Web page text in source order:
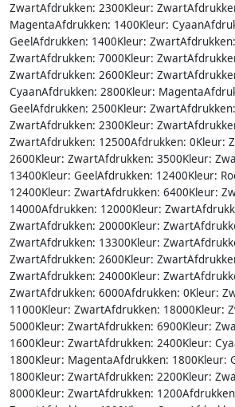
ZwartAfdrukken: 2300Kleur:
MagentaAfdrukken: 1400Kleur:
GeelAfdrukken: 1400Kleur:
ZwartAfdrukken: 7000Kleur:
ZwartAfdrukken: 2600Kleur:
CyaanAfdrukken: 2800Kleur:
GeelAfdrukken: 2500Kleur:
ZwartAfdrukken: 2300Kleur:
ZwartAfdrukken: 12500Afdrukken: 0Kleur:
2600Kleur: ZwartAfdrukken: 3500Kleur:
13400Kleur: GeelAfdrukken: 12400Kleur:
12400Kleur: ZwartAfdrukken: 6400Kleur:
14000Afdrukken: 12000Kleur:
ZwartAfdrukken: 20000Kleur:
ZwartAfdrukken: 13300Kleur:
ZwartAfdrukken: 2600Kleur:
ZwartAfdrukken: 24000Kleur:
ZwartAfdrukken: 6000Afdrukken: 0Kleur:
11000Kleur: ZwartAfdrukken: 18000Kleur:
5000Kleur: ZwartAfdrukken: 6900Kleur:
1600Kleur: ZwartAfdrukken: 2400Kleur:
1800Kleur: MagentaAfdrukken: 1800Kleur:
1800Kleur: ZwartAfdrukken: 2200Kleur:
8000Kleur: ZwartAfdrukken: